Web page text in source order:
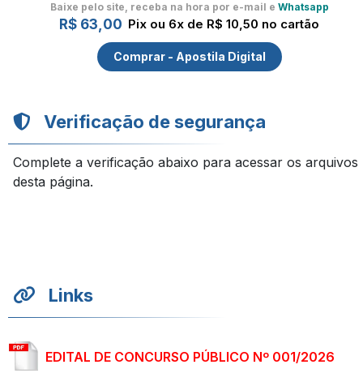
Baixe pelo site, receba na hora por e-mail e Whatsapp
R$ 63,00 Pix ou 6x de R$ 10,50 no cartão
Comprar - Apostila Digital
Verificação de segurança
Complete a verificação abaixo para acessar os arquivos
desta página.
Links
EDITAL DE CONCURSO PÚBLICO Nº 001/2026